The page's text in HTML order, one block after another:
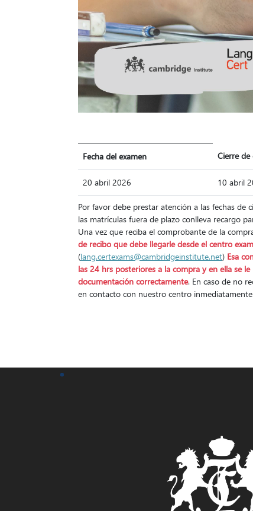
Por favor debe prestar atención a las fechas de
las matrículas fuera de plazo conlleva recargo
Una vez que reciba el comprobante de la
de recibo que debe llegarle desde el centro
(lang.certexams@cambridgeinstitute.net) Esa
las 24 hrs posteriores a la compra y en ella se
documentación correctamente. En caso de no
en contacto con nuestro centro
Fecha del examen Cierre
20 abril 2026 10 abril